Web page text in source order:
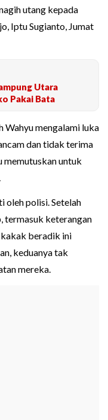
utang kepada
Iptu Sugianto, Jumat
Utara
Pakai Bata
mengalami luka
dan tidak terima
memutuskan untuk
oleh polisi. Setelah
termasuk keterangan
beradik ini
keduanya tak
mereka.